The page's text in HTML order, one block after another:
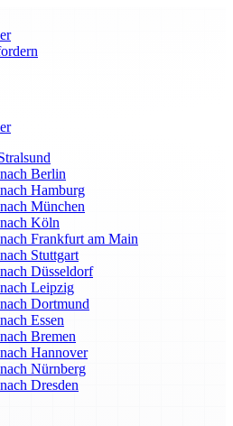
Berlin
Hamburg
München
Köln
Frankfurt am Main
Stuttgart
Düsseldorf
Leipzig
Dortmund
Essen
Bremen
Hannover
Nürnberg
Dresden